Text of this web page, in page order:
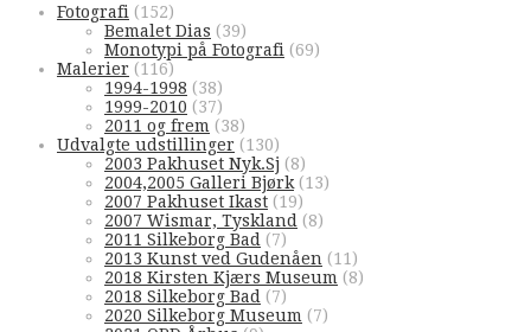
Fotografi (152)
Bemalet Dias (39)
Monotypi på Fotografi (69)
Malerier (116)
1994-1998 (38)
1999-2010 (37)
2011 og frem (38)
Udvalgte udstillinger (130)
2003 Pakhuset Nyk.Sj (8)
2004,2005 Galleri Bjørk (13)
2007 Pakhuset Ikast (19)
2007 Wismar, Tyskland (8)
2011 Silkeborg Bad (7)
2013 Kunst ved Gudenåen (11)
2018 Kirsten Kjærs Museum (8)
2018 Silkeborg Bad (7)
2020 Silkeborg Museum (7)